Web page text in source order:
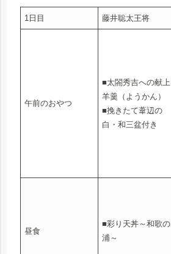
1日目 藤井聡太王将
午前のおやつ
■太閤秀吉への献上
羊羹（ようかん）
■挽きたて葦辺の
白・和三盆付き
昼食
■彩り天丼～和歌の
浦～